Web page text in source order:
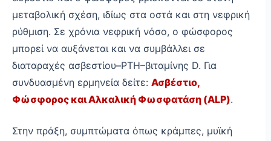
μεταβολική σχέση, ιδίως στα οστά και στη νεφρική
ρύθμιση. Σε χρόνια νεφρική νόσο, ο φώσφορος
μπορεί να αυξάνεται και να συμβάλλει σε
διαταραχές ασβεστίου–PTH–βιταμίνης D. Για
συνδυασμένη ερμηνεία δείτε: Ασβέστιο,
Φώσφορος και Αλκαλική Φωσφατάση (ALP).
Στην πράξη, συμπτώματα όπως κράμπες, μυϊκή